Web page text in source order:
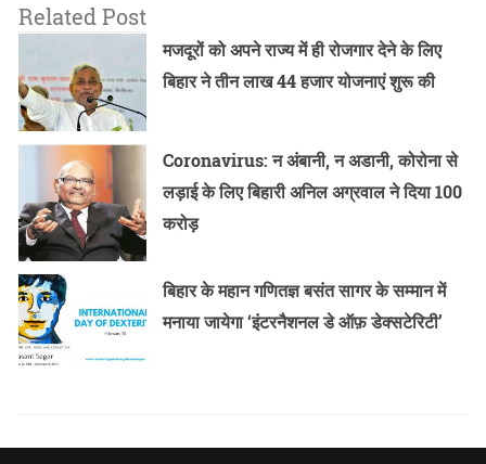
Related Post
मजदूरों को अपने राज्य में ही रोजगार देने के लिए
बिहार ने तीन लाख 44 हजार योजनाएं शुरू की
Coronavirus: न अंबानी, न अडानी, कोरोना से
लड़ाई के लिए बिहारी अनिल अग्रवाल ने दिया 100
करोड़
बिहार के महान गणितज्ञ बसंत सागर के सम्मान में
मनाया जायेगा ‘इंटरनैशनल डे ऑफ़ डेक्सटेरिटी’